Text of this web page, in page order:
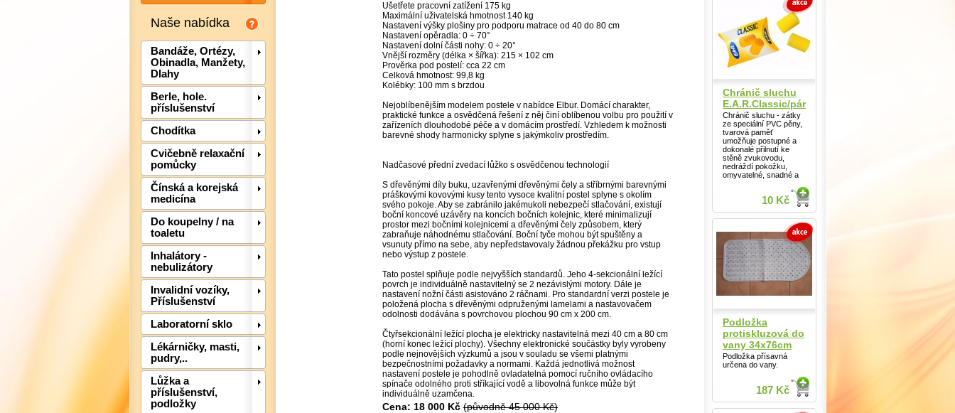
Naše nabídka
Bandáže, Ortézy,
Obinadla, Manžety,
Dlahy
Berle, hole.
příslušenství
Chodítka
Cvičebně relaxační
pomůcky
Čínská a korejská
medicína
Do koupelny / na
toaletu
Inhalátory -
nebulizátory
Invalidní vozíky,
Příslušenství
Laboratorní sklo
Lékárničky, masti,
pudry,..
Lůžka a
příslušenství,
podložky
Ušetřete pracovní zatížení 175 kg
Maximální uživatelská hmotnost 140 kg
Nastavení výšky plošiny pro podporu matrace od 40 do 80 cm
Nastavení opěradla: 0 ÷ 70°
Nastavení dolní části nohy: 0 ÷ 20°
Vnější rozměry (délka × šířka): 215 × 102 cm
Prověrka pod postelí: cca 22 cm
Celková hmotnost: 99,8 kg
Kolébky: 100 mm s brzdou
Nejoblíbenějším modelem postele v nabídce Elbur. Domácí charakter,
praktické funkce a osvědčená řešení z něj činí oblíbenou volbu pro použití v
zařízeních dlouhodobé péče a v domácím prostředí. Vzhledem k možnosti
barevné shody harmonicky splyne s jakýmkoliv prostředím.
Nadčasové přední zvedací lůžko s osvědčenou technologií
S dřevěnými díly buku, uzavřenými dřevěnými čely a stříbrnými barevnými
práškovými kovovými kusy tento vysoce kvalitní postel splyne s okolím
svého pokoje. Aby se zabránilo jakémukoli nebezpečí stlačování, existují
boční koncové uzávěry na koncích bočních kolejnic, které minimalizují
prostor mezi bočními kolejnicemi a dřevěnými čely způsobem, který
zabraňuje náhodnému stlačování. Boční tyče mohou být spuštěny a
vsunuty přímo na sebe, aby nepředstavovaly žádnou překážku pro vstup
nebo výstup z postele.
Tato postel splňuje podle nejvyšších standardů. Jeho 4-sekcionální ležící
povrch je individuálně nastavitelný se 2 nezávislými motory. Dále je
nastavení nožní části asistováno 2 ráčnami. Pro standardní verzi postele je
položená plocha s dřevěnými odpruženými lamelami a nastavovačem
odolnosti dodávána s povrchovou plochou 90 cm x 200 cm.
Čtyřsekcionální ležící plocha je elektricky nastavitelná mezi 40 cm a 80 cm
(horní konec ležící plochy). Všechny elektronické součástky byly vyrobeny
podle nejnovějších výzkumů a jsou v souladu se všemi platnými
bezpečnostními požadavky a normami. Každá jednotlivá možnost
nastavení postele je pohodlně ovladatelná pomocí ručního ovládacího
spínače odolného proti stříkající vodě a libovolná funkce může být
individuálně uzamčena.
Cena: 18 000 Kč (původně 45 000 Kč)
Chránič sluchu
E.A.R.Classic/pár
Chránič sluchu - zátky
ze speciální PVC pěny,
tvarová paměť
umožňuje postupné a
dokonalé přilnutí ke
stěně zvukovodu,
nedráždí pokožku,
omyvatelné, snadné a
10 Kč
Detail
Podložka
protiskluzová do
vany 34x76cm
Podložka přísavná
určena do vany.
187 Kč
Detail